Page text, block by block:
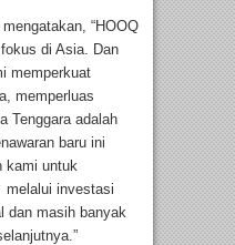
“HOOQ
di Asia. Dan
memperkuat
memperluas
Tenggara adalah
baru ini
kami untuk
melalui investasi
dan masih banyak